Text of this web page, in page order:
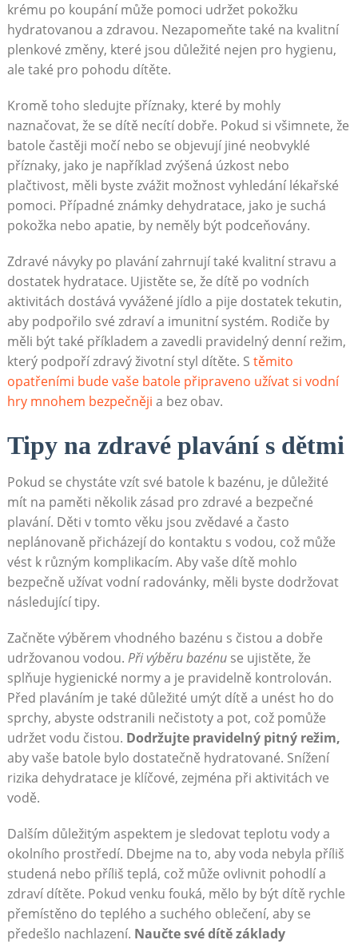
krému po koupání může pomoci udržet pokožku
hydratovanou a zdravou. Nezapomeňte také na kvalitní
plenkové změny, které jsou důležité nejen pro hygienu,
ale také pro pohodu dítěte.
Kromě toho sledujte příznaky, které by mohly
naznačovat, že se dítě necítí dobře. Pokud si všimnete, že
batole častěji močí nebo se objevují jiné neobvyklé
příznaky, jako je například zvýšená úzkost nebo
plačtivost, měli byste zvážit možnost vyhledání lékařské
pomoci. Případné známky dehydratace, jako je suchá
pokožka nebo apatie, by neměly být podceňovány.
Zdravé návyky po plavání zahrnují také kvalitní stravu a
dostatek hydratace. Ujistěte se, že dítě po vodních
aktivitách dostává vyvážené jídlo a pije dostatek tekutin,
aby podpořilo své zdraví a imunitní systém. Rodiče by
měli být také příkladem a zavedli pravidelný denní režim,
který podpoří zdravý životní styl dítěte. S těmito
opatřeními bude vaše batole připraveno užívat si vodní
hry mnohem bezpečněji a bez obav.
Tipy na zdravé plavání s dětmi
Pokud se chystáte vzít své batole k bazénu, je důležité
mít na paměti několik zásad pro zdravé a bezpečné
plavání. Děti v tomto věku jsou zvědavé a často
neplánovaně přicházejí do kontaktu s vodou, což může
vést k různým komplikacím. Aby vaše dítě mohlo
bezpečně užívat vodní radovánky, měli byste dodržovat
následující tipy.
Začněte výběrem vhodného bazénu s čistou a dobře
udržovanou vodou. Při výběru bazénuse ujistěte, že
splňuje hygienické normy a je pravidelně kontrolován.
Před plaváním je také důležité umýt dítě a unést ho do
sprchy, abyste odstranili nečistoty a pot, což pomůže
udržet vodu čistou. Dodržujte pravidelný pitný režim,
aby vaše batole bylo dostatečně hydratované. Snížení
rizika dehydratace je klíčové, zejména při aktivitách ve
vodě.
Dalším důležitým aspektem je sledovat teplotu vody a
okolního prostředí. Dbejme na to, aby voda nebyla příliš
studená nebo příliš teplá, což může ovlivnit pohodlí a
zdraví dítěte. Pokud venku fouká, mělo by být dítě rychle
přemístěno do teplého a suchého oblečení, aby se
předešlo nachlazení. Naučte své dítě základy